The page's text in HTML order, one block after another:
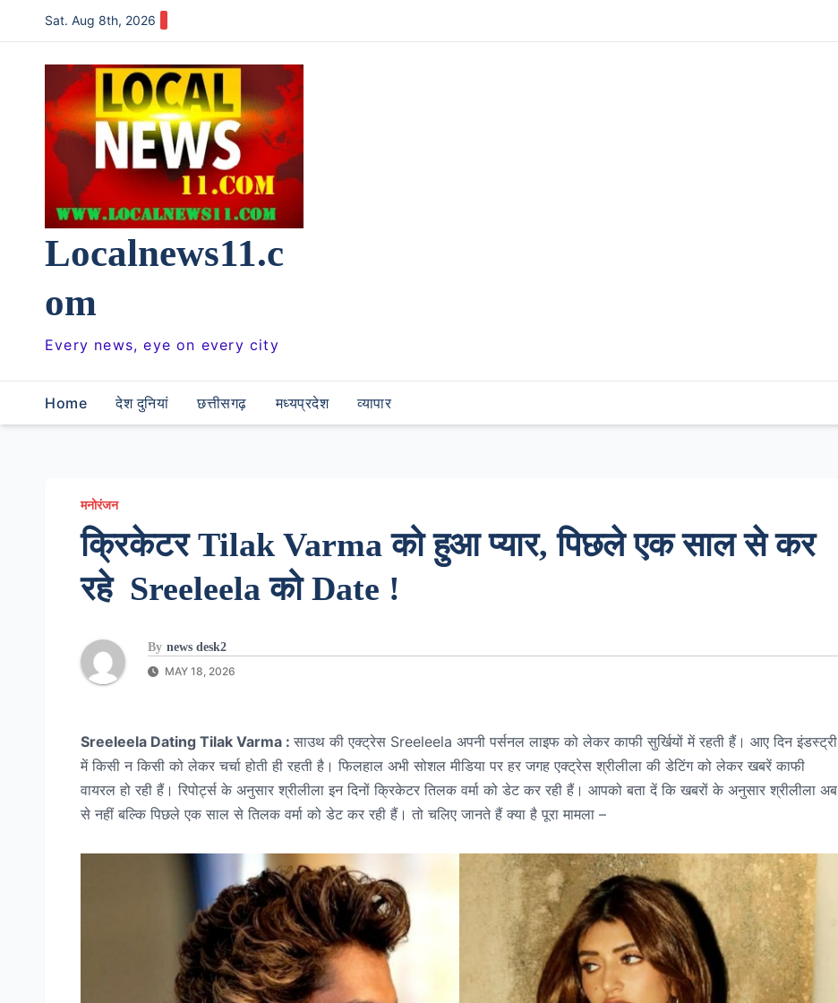
to
content
Sat. Aug 8th, 2026
Localnews11.c
om
Every news, eye on every city
Home देश दुनियां छत्तीसगढ़ मध्यप्रदेश व्यापार
मनोरंजन
क्रिकेटर Tilak Varma को हुआ प्यार, पिछले एक साल से कर
रहे Sreeleela को Date !
By news desk2
MAY 18, 2026
Sreeleela Dating Tilak Varma : साउथ की एक्ट्रेस Sreeleela अपनी पर्सनल लाइफ को लेकर काफी सुर्खियों में रहती हैं। आए दिन इंडस्ट्री
में किसी न किसी को लेकर चर्चा होती ही रहती है। फिलहाल अभी सोशल मीडिया पर हर जगह एक्ट्रेस श्रीलीला की डेटिंग को लेकर खबरें काफी
वायरल हो रही हैं। रिपोर्ट्स के अनुसार श्रीलीला इन दिनों क्रिकेटर तिलक वर्मा को डेट कर रही हैं। आपको बता दें कि खबरों के अनुसार श्रीलीला अब
से नहीं बल्कि पिछले एक साल से तिलक वर्मा को डेट कर रही हैं। तो चलिए जानते हैं क्या है पूरा मामला –